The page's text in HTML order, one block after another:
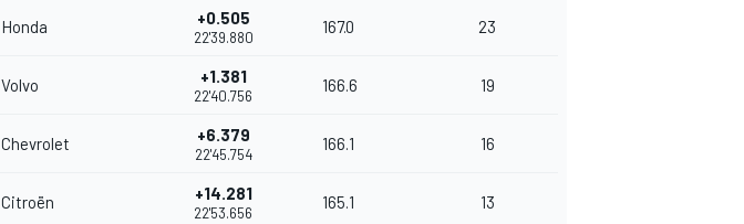
Honda +0.505
22'39.880
167.0 23
Volvo +1.381
22'40.756
166.6 19
Chevrolet +6.379
22'45.754
166.1 16
Citroën +14.281
22'53.656
165.1 13